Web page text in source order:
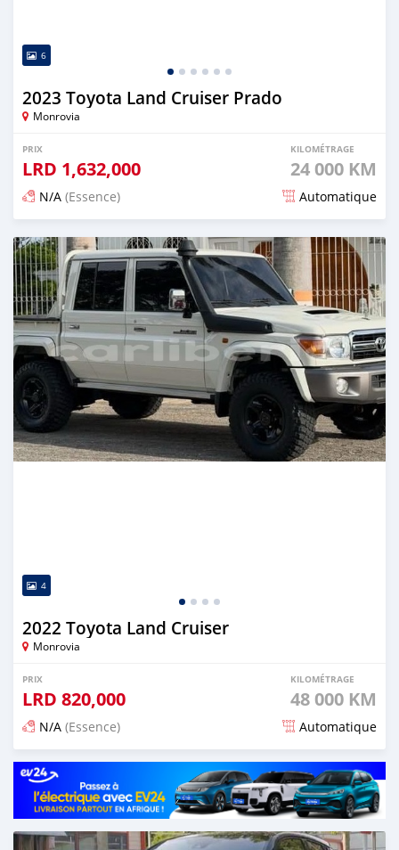
6
2023 Toyota Land Cruiser Prado
Monrovia
PRIX
LRD 1,632,000
KILOMÉTRAGE
24 000 KM
N/A (Essence) Automatique
Publié il y a 13 jours
4
2022 Toyota Land Cruiser
Monrovia
PRIX
LRD 820,000
KILOMÉTRAGE
48 000 KM
N/A (Essence) Automatique
Publié il y a 14 jours